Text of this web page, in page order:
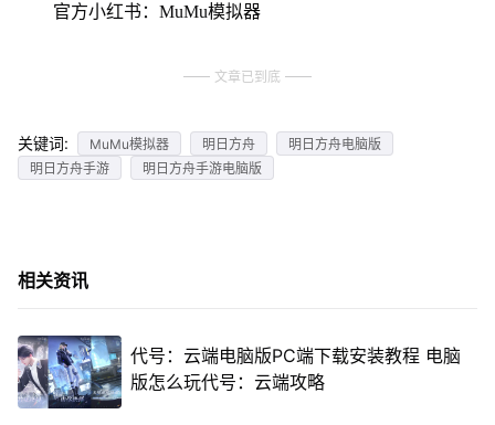
官方小红书：MuMu模拟器
文章已到底
关键词: MuMu模拟器 明日方舟
明日方舟电脑版
明日方舟手游
明日方舟手游电脑版
相关资讯
代号：云端电脑版PC端下载安装教程 电脑
版怎么玩代号：云端攻略